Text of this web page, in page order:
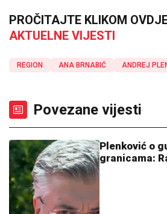
PROČITAJTE KLIKOM
AKTUELNE VIJESTI
REGION ANA BRNABIĆ ANDREJ
Povezane vijesti
Plenković o
granicama: